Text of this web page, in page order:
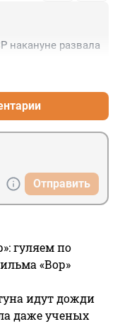
накануне развала
Отправить
гуляем по
«Вор»
идут дожди
даже ученых